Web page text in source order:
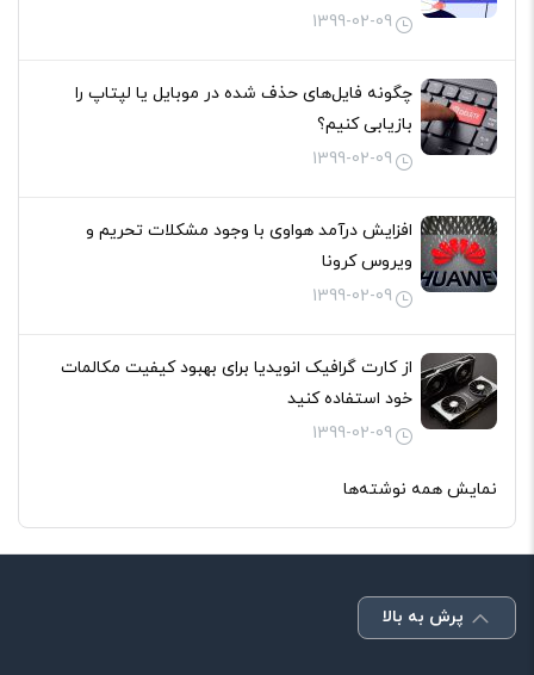
1399-02-09
چگونه فایل‌های حذف شده در موبایل یا لپتاپ را
بازیابی کنیم؟
1399-02-09
افزایش درآمد هواوی با وجود مشکلات تحریم و
ویروس کرونا
1399-02-09
از کارت گرافیک انویدیا برای بهبود کیفیت مکالمات
خود استفاده کنید
1399-02-09
نمایش همه نوشته‌ها
پرش به بالا